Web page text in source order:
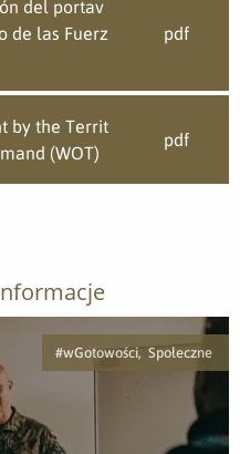
del portav
de las Fuerz
pdf
by the Territ
(WOT)
pdf
#wGotowości, Społeczne